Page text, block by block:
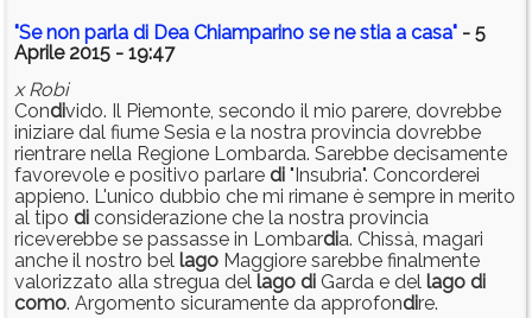
"Se non parla di Dea Chiamparino se ne stia a casa" - 5
Aprile 2015 - 19:47
x Robi
Condivido. Il Piemonte, secondo il mio parere, dovrebbe
iniziare dal fiume Sesia e la nostra provincia dovrebbe
rientrare nella Regione Lombarda. Sarebbe decisamente
favorevole e positivo parlare di "Insubria". Concorderei
appieno. L'unico dubbio che mi rimane è sempre in merito
al tipo di considerazione che la nostra provincia
riceverebbe se passasse in Lombardia. Chissà, magari
anche il nostro bel lago Maggiore sarebbe finalmente
valorizzato alla stregua del lago di Garda e del lago di
como. Argomento sicuramente da approfondire.